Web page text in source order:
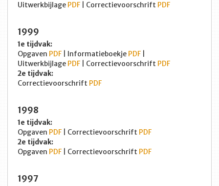
Uitwerkbijlage PDF | Correctievoorschrift PDF
1999
1e tijdvak:
Opgaven PDF | Informatieboekje PDF
Uitwerkbijlage PDF | Correctievoorschrift PDF
2e tijdvak:
Correctievoorschrift PDF
1998
1e tijdvak:
Opgaven PDF | Correctievoorschrift PDF
2e tijdvak:
Opgaven PDF | Correctievoorschrift PDF
1997